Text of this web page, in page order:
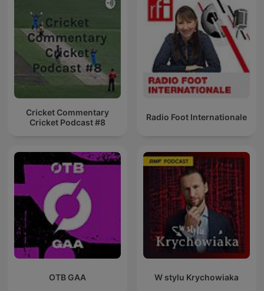
Cricket Commentary
Cricket Podcast #8
Radio Foot Internationale
OTB GAA W stylu Krychowiaka